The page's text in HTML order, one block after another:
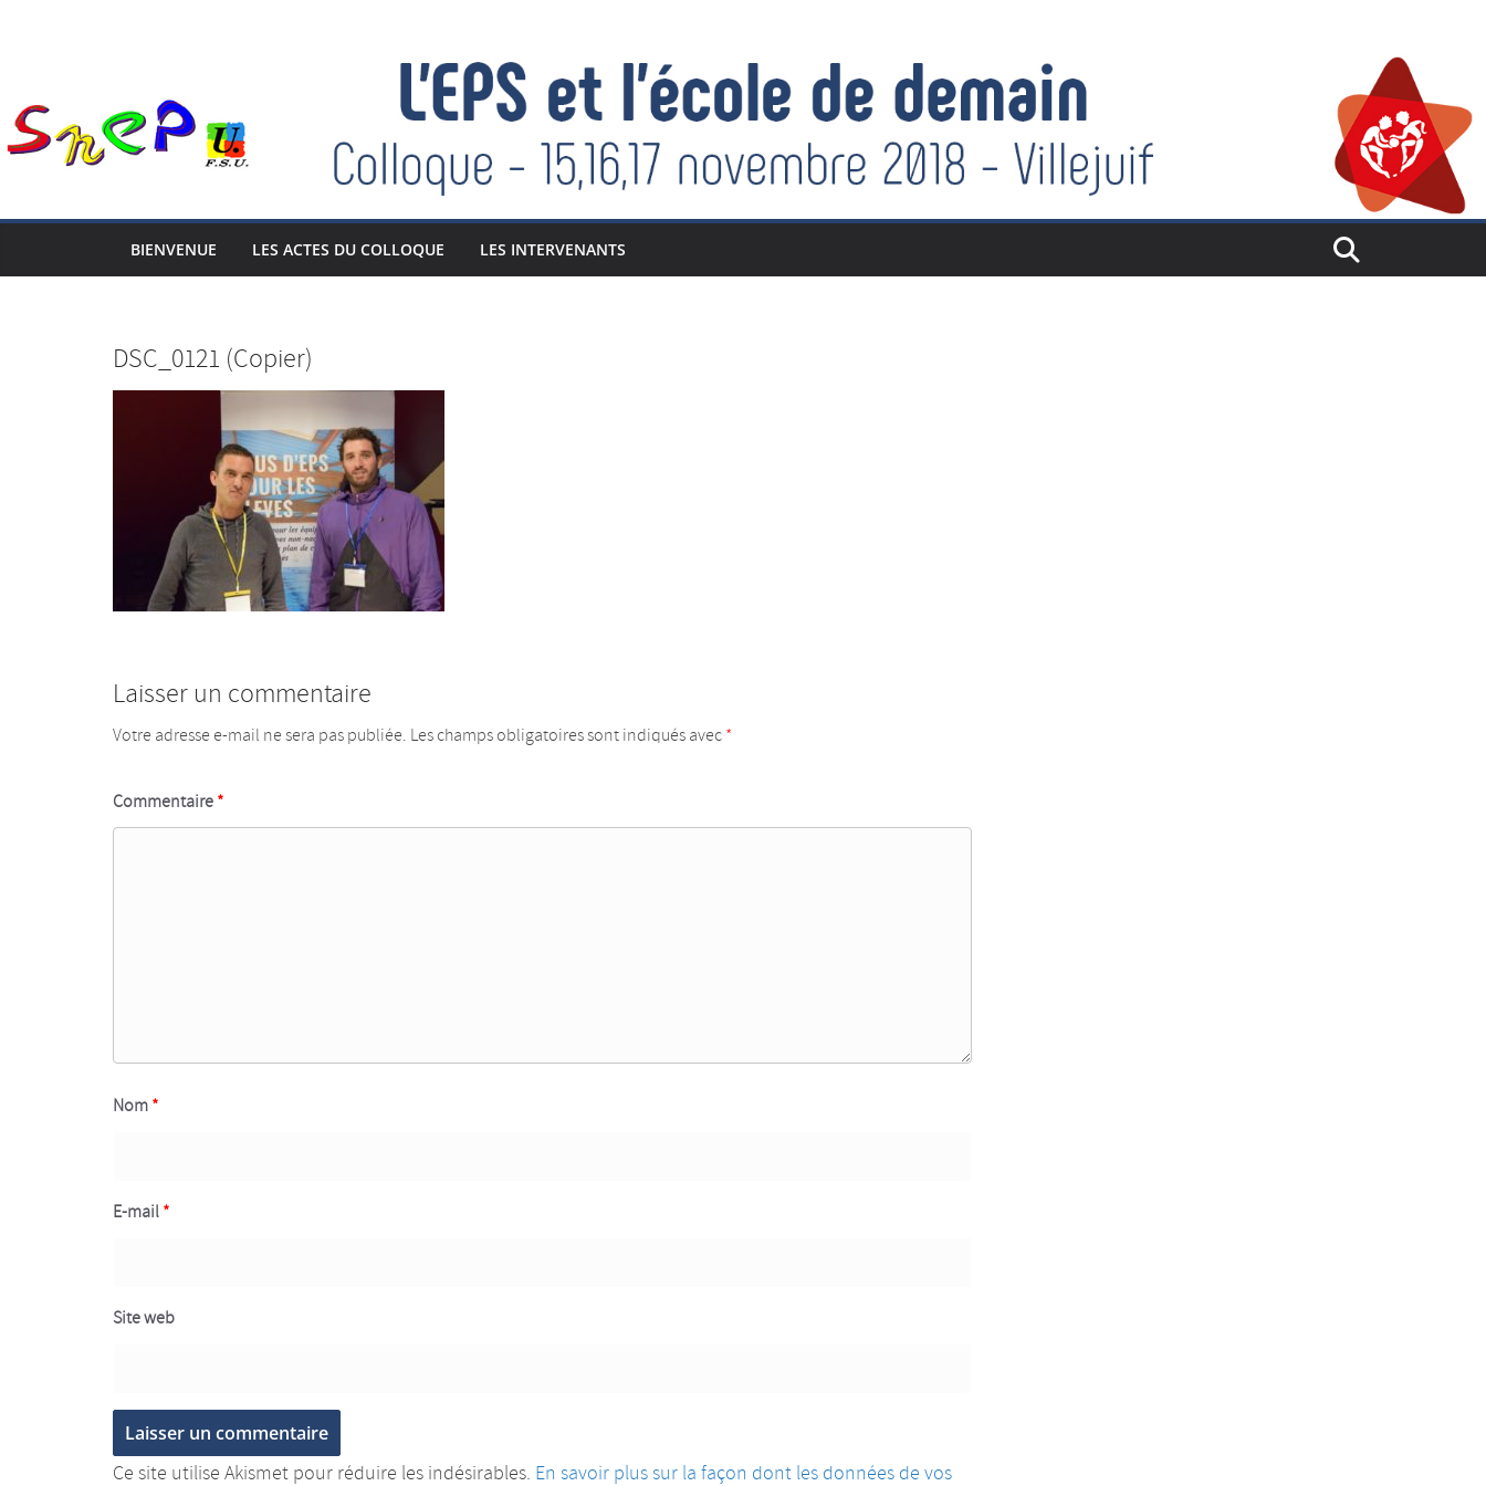
BIENVENUE LES ACTES DU COLLOQUE LES INTERVENANTS
DSC_0121 (Copier)
Laisser un commentaire
Votre adresse e-mail ne sera pas publiée. Les champs obligatoires sont indiqués avec*
Commentaire*
Nom*
E-mail*
Site web
Ce site utilise Akismet pour réduire les indésirables. En savoir plus sur la façon dont les données de vos